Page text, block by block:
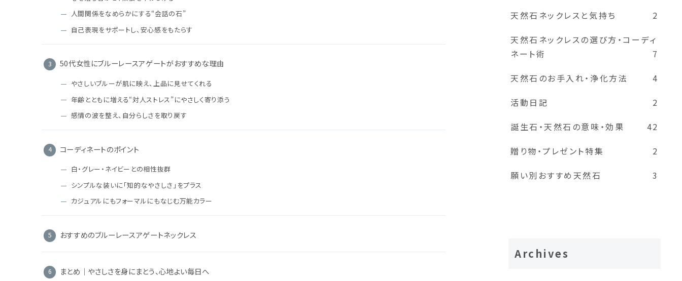
人間関係をなめらかにする“会話の石”
自己表現をサポートし、安心感をもたらす
50代女性にブルーレースアゲートがおすすめな理由
やさしいブルーが肌に映え、上品に見せてくれる
年齢とともに増える“対人ストレス”にやさしく寄り添う
感情の波を整え、自分らしさを取り戻す
コーディネートのポイント
白・グレー・ネイビーとの相性抜群
シンプルな装いに「知的なやさしさ」をプラス
カジュアルにもフォーマルにもなじむ万能カラー
おすすめのブルーレースアゲートネックレス
まとめ｜やさしさを身にまとう、心地よい毎日へ
天然石ネックレスと気持ち
2
天然石ネックレスの選び方・コーディ
ネート術
7
天然石のお手入れ・浄化方法
4
活動日記
2
誕生石・天然石の意味・効果
42
贈り物・プレゼント特集
2
願い別おすすめ天然石
3
Archives